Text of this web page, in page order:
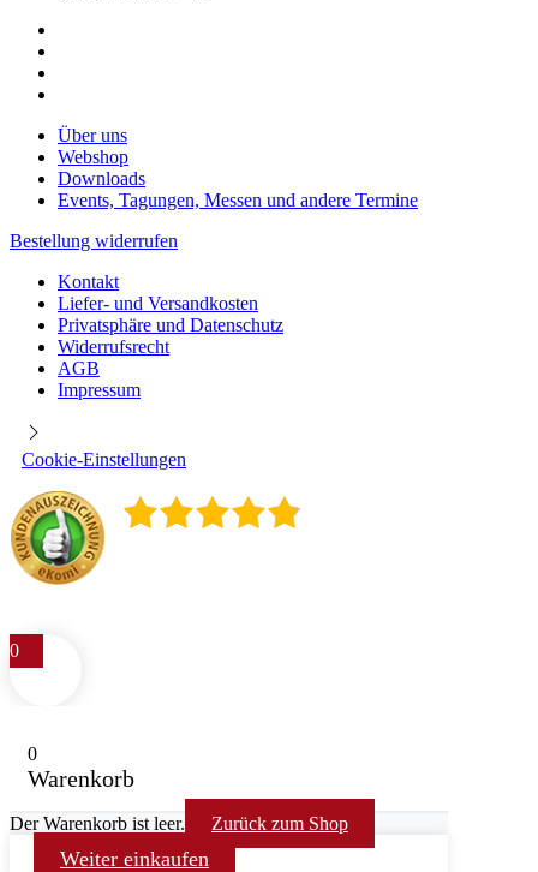
Über uns
Webshop
Downloads
Events, Tagungen, Messen und andere Termine
Bestellung widerrufen
Kontakt
Liefer- und Versandkosten
Privatsphäre und Datenschutz
Widerrufsrecht
AGB
Impressum
Cookie-Einstellungen
0
0
Warenkorb
Der Warenkorb ist leer. Zurück zum Shop
Weiter einkaufen